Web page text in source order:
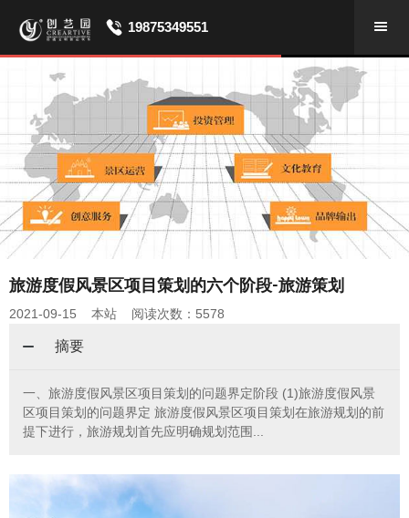
19875349551
旅游度假风景区项目策划的六个阶段-旅游策划
2021-09-15 本站 阅读次数：5578
摘要
一、旅游度假风景区项目策划的问题界定阶段 (1)旅游度假风景
区项目策划的问题界定 旅游度假风景区项目策划在旅游规划的前
提下进行，旅游规划首先应明确规划范围...